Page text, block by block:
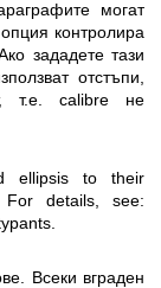
могат
контролира
зададете тази
отстъпи,
т.е. calibre не
ellipsis to their
For details, see:
Всеки вграден